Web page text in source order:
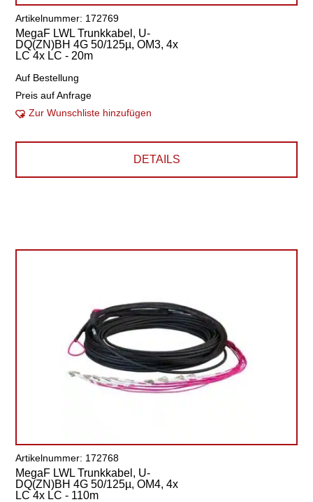
Artikelnummer: 172769
MegaF LWL Trunkkabel, U-
DQ(ZN)BH 4G 50/125µ, OM3, 4x
LC 4x LC - 20m
Auf Bestellung
Preis auf Anfrage
Zur Wunschliste hinzufügen
DETAILS
Artikelnummer: 172768
MegaF LWL Trunkkabel, U-
DQ(ZN)BH 4G 50/125µ, OM4, 4x
LC 4x LC - 110m